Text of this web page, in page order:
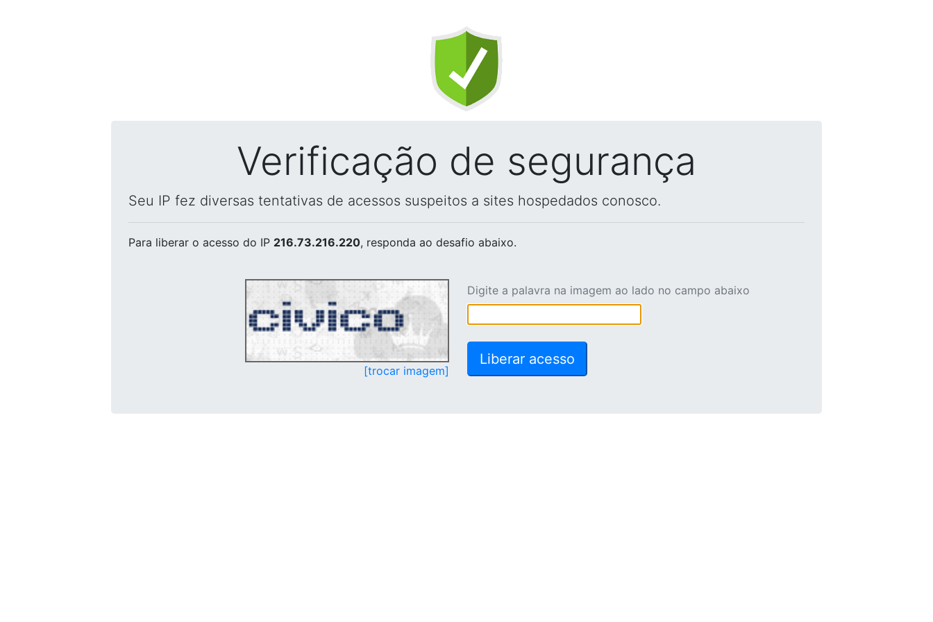
Verificação de segurança
Seu IP fez diversas tentativas de acessos suspeitos a sites hospedados conosco.
Para liberar o acesso do IP 216.73.216.220, responda ao desafio abaixo.
[trocar imagem]
Digite a palavra na imagem ao lado no campo abaixo